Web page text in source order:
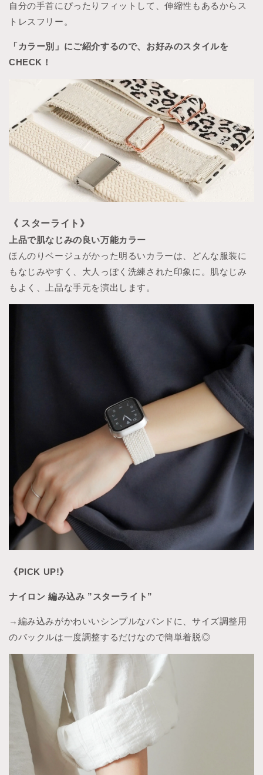
自分の手首にぴったりフィットして、伸縮性もあるからス
トレスフリー。
「カラー別」にご紹介するので、お好みのスタイルを
CHECK！
《 スターライト》
上品で肌なじみの良い万能カラー
ほんのりベージュがかった明るいカラーは、どんな服装に
もなじみやすく、大人っぽく洗練された印象に。肌なじみ
もよく、上品な手元を演出します。
《PICK UP!》
ナイロン 編み込み ”スターライト”
→編み込みがかわいいシンプルなバンドに、サイズ調整用
のバックルは一度調整するだけなので簡単着脱◎